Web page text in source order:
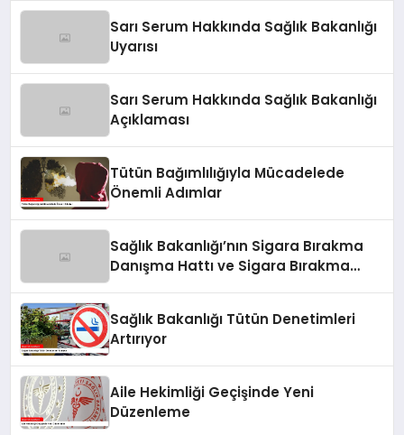
Sarı Serum Hakkında Sağlık Bakanlığı
Uyarısı
Sarı Serum Hakkında Sağlık Bakanlığı
Açıklaması
Tütün Bağımlılığıyla Mücadelede
Önemli Adımlar
Sağlık Bakanlığı’nın Sigara Bırakma
Danışma Hattı ve Sigara Bırakma
Sağlık Bakanlığı Tütün Denetimleri
Artırıyor
Aile Hekimliği Geçişinde Yeni
Düzenleme